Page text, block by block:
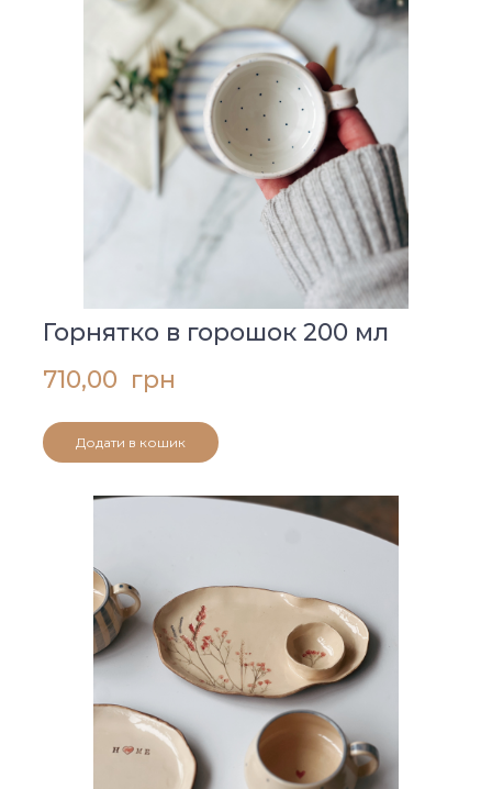
Горнятко в горошок 200 мл
710,00  грн
Додати в кошик